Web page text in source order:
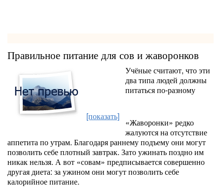
Правильное питание для сов и жаворонков
[показать]
Учёные считают, что эти
два типа людей должны
питаться по-разному
«Жаворонки» редко
жалуются на отсутствие
аппетита по утрам. Благодаря раннему подъему они могут
позволить себе плотный завтрак. Зато ужинать поздно им
никак нельзя. А вот «совам» предписывается совершенно
другая диета: за ужином они могут позволить себе
калорийное питание.